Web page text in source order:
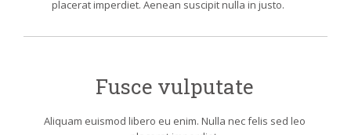
placerat imperdiet. Aenean suscipit nulla in justo.
Fusce vulputate
Aliquam euismod libero eu enim. Nulla nec felis sed leo